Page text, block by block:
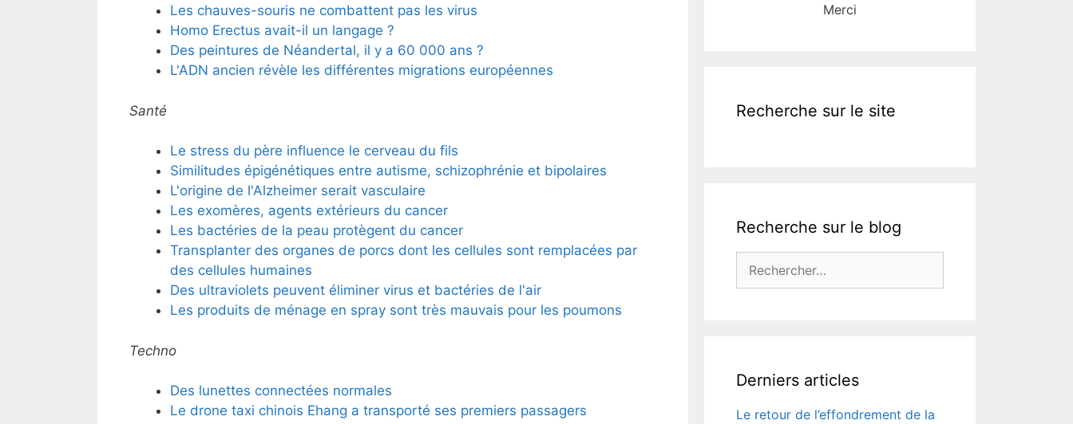
Les chauves-souris ne combattent pas les virus
Homo Erectus avait-il un langage ?
Des peintures de Néandertal, il y a 60 000 ans ?
L'ADN ancien révèle les différentes migrations européennes
Santé
Le stress du père influence le cerveau du fils
Similitudes épigénétiques entre autisme, schizophrénie et bipolaires
L'origine de l'Alzheimer serait vasculaire
Les exomères, agents extérieurs du cancer
Les bactéries de la peau protègent du cancer
Transplanter des organes de porcs dont les cellules sont remplacées par
des cellules humaines
Des ultraviolets peuvent éliminer virus et bactéries de l'air
Les produits de ménage en spray sont très mauvais pour les poumons
Techno
Des lunettes connectées normales
Le drone taxi chinois Ehang a transporté ses premiers passagers
Merci
Recherche sur le site
Recherche sur le blog
Derniers articles
Le retour de l’effondrement de la